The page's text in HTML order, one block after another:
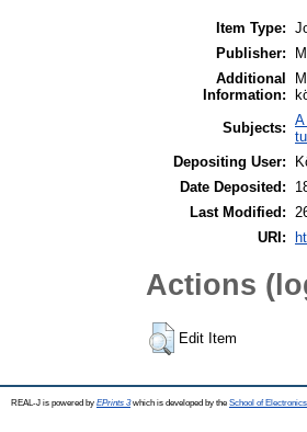
Item Type:
Publisher:
Additional
Information:
Subjects: A
Depositing User:
Date Deposited:
Last Modified:
URI:
Actions
Edit Item
REAL-J is powered by EPrints 3which is developed by the School of